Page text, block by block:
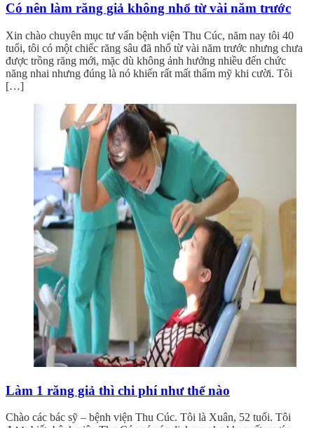
Có nên làm răng giả không nhổ từ vài năm trước
Xin chào chuyên mục tư vấn bệnh viện Thu Cúc, năm nay tôi 40
tuổi, tôi có một chiếc răng sâu đã nhổ từ vài năm trước nhưng chưa
được trồng răng mới, mặc dù không ảnh hưởng nhiều đến chức
năng nhai nhưng đúng là nó khiến rất mất thẩm mỹ khi cười. Tôi
[…]
Làm 1 răng giả thì chi phí như thế nào
Chào các bác sỹ – bệnh viện Thu Cúc. Tôi là Xuân, 52 tuổi. Tôi